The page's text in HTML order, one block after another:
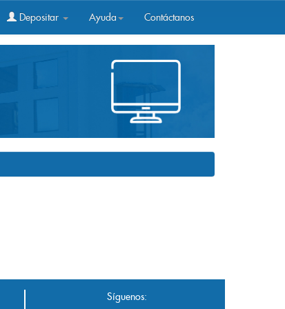
Depositar Ayuda Contáctanos
Síguenos: